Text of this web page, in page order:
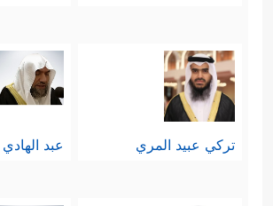
تركي عبيد المري عبد